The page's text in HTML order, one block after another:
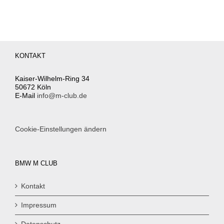
KONTAKT
Kaiser-Wilhelm-Ring 34
50672 Köln
E-Mail info@m-club.de
Cookie-Einstellungen ändern
BMW M CLUB
Kontakt
Impressum